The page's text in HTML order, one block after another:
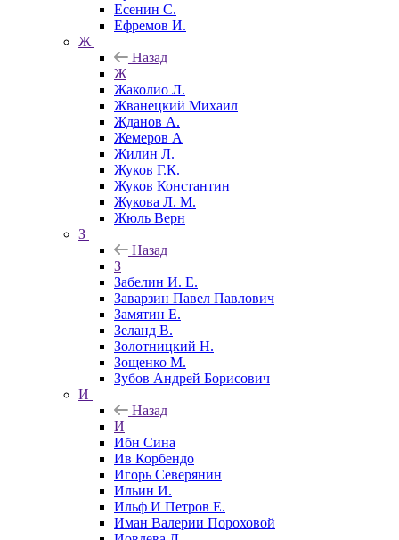
Есенин С.
Ефремов И.
Ж
Назад
Ж
Жаколио Л.
Жванецкий Михаил
Жданов А.
Жемеров А
Жилин Л.
Жуков Г.К.
Жуков Константин
Жукова Л. М.
Жюль Верн
З
Назад
З
Забелин И. Е.
Заварзин Павел Павлович
Замятин Е.
Зеланд В.
Золотницкий Н.
Зощенко М.
Зубов Андрей Борисович
И
Назад
И
Ибн Сина
Ив Корбендо
Игорь Северянин
Ильин И.
Ильф И Петров Е.
Иман Валерии Пороховой